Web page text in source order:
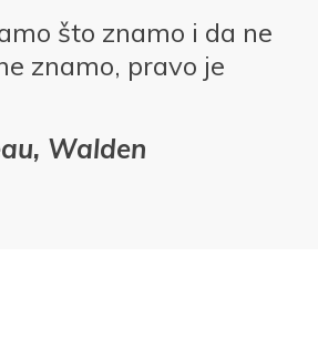
što znamo i da ne
znamo, pravo je
Walden